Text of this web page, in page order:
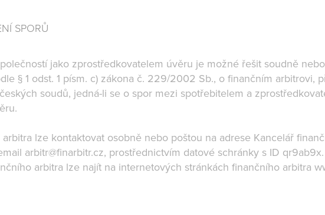
SPORŮ
jako zprostředkovatelem úvěru je možné řešit soudně
§ 1 odst. 1 písm. c) zákona č. 229/2002 Sb., o finančním
soudů, jedná-li se o spor mezi spotřebitelem a
lze kontaktovat osobně nebo poštou na adrese Kancelář
arbitr@finarbitr.cz, prostřednictvím datové schránky s ID
arbitra lze najít na internetových stránkách finančního arbitra